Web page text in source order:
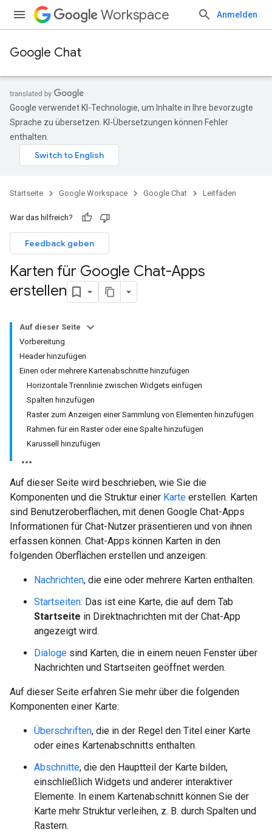
Workspace Anmelden
Google Chat
Google verwendet KI-Technologie, um Inhalte in Ihre bevorzugte
Sprache zu übersetzen. KI-Übersetzungen können Fehler
enthalten.
Startseite Google Workspace Google Chat Leitfäden
War das hilfreich?
Feedback geben
Karten für Google Chat-Apps
erstellen
Auf dieser Seite
Vorbereitung
Header hinzufügen
Einen oder mehrere Kartenabschnitte hinzufügen
Horizontale Trennlinie zwischen Widgets einfügen
Spalten hinzufügen
Raster zum Anzeigen einer Sammlung von Elementen hinzufügen
Rahmen für ein Raster oder eine Spalte hinzufügen
Karussell hinzufügen
Auf dieser Seite wird beschrieben, wie Sie die
Komponenten und die Struktur einer Karte erstellen. Karten
sind Benutzeroberflächen, mit denen Google Chat-Apps
Informationen für Chat-Nutzer präsentieren und von ihnen
erfassen können. Chat-Apps können Karten in den
folgenden Oberflächen erstellen und anzeigen:
Nachrichten, die eine oder mehrere Karten enthalten.
Startseiten: Das ist eine Karte, die auf dem Tab
Startseite in Direktnachrichten mit der Chat-App
angezeigt wird.
Dialoge sind Karten, die in einem neuen Fenster über
Nachrichten und Startseiten geöffnet werden.
Auf dieser Seite erfahren Sie mehr über die folgenden
Komponenten einer Karte:
Überschriften, die in der Regel den Titel einer Karte
oder eines Kartenabschnitts enthalten.
Abschnitte, die den Hauptteil der Karte bilden,
einschließlich Widgets und anderer interaktiver
Elemente. In einem Kartenabschnitt können Sie der
Karte mehr Struktur verleihen, z. B. durch Spalten und
Rastern.